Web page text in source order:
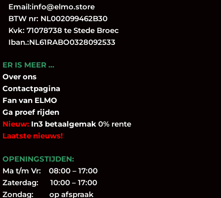
Email:info@elmo.store
BTW nr: NL002099462B30
Kvk: 71078738 te Stede Broec
Iban.:NL61RABO0328092533
ER IS MEER …
Over ons
Contactpagina
Fan van ELMO
Ga proef rijden
Nieuw: In3 betaalgemak 0% rente
Laatste nieuws!
OPENINGSTIJDEN:
Ma t/m Vr: 08:00 – 17:00
Zaterdag: 10:00 – 17:00
Zondag: op afspraak